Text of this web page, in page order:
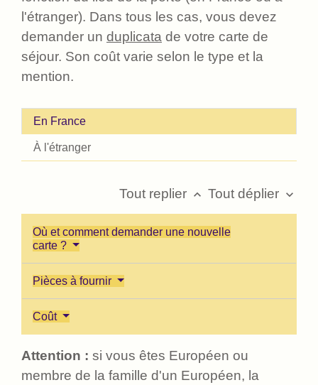
l'étranger). Dans tous les cas, vous devez
demander un duplicata de votre carte de
séjour. Son coût varie selon le type et la
mention.
En France
À l'étranger
Tout replier keyboard_arrow_up Tout déplier keyboard_arrow_down
Où et comment demander une nouvelle
carte ?
Pièces à fournir
Coût
Attention : si vous êtes Européen ou
membre de la famille d'un Européen, la